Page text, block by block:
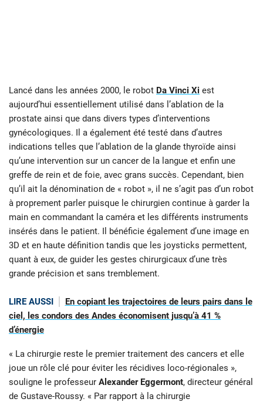
Lancé dans les années 2000, le robot Da Vinci Xi est
aujourd’hui essentiellement utilisé dans l’ablation de la
prostate ainsi que dans divers types d’interventions
gynécologiques. Il a également été testé dans d’autres
indications telles que l’ablation de la glande thyroïde ainsi
qu’une intervention sur un cancer de la langue et enfin une
greffe de rein et de foie, avec grans succès. Cependant, bien
qu’il ait la dénomination de « robot », il ne s’agit pas d’un robot
à proprement parler puisque le chirurgien continue à garder la
main en commandant la caméra et les différents instruments
insérés dans le patient. Il bénéficie également d’une image en
3D et en haute définition tandis que les joysticks permettent,
quant à eux, de guider les gestes chirurgicaux d’une très
grande précision et sans tremblement.
LIRE AUSSI
En copiant les trajectoires de leurs pairs dans le
ciel, les condors des Andes économisent jusqu’à 41 %
d’énergie
« La chirurgie reste le premier traitement des cancers et elle
joue un rôle clé pour éviter les récidives loco-régionales »,
souligne le professeur Alexander Eggermont, directeur général
de Gustave-Roussy. « Par rapport à la chirurgie